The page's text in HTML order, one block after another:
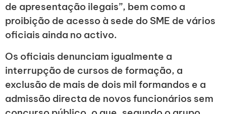
de apresentação ilegais”, bem como a
proibição de acesso à sede do SME de vários
oficiais ainda no activo.
Os oficiais denunciam igualmente a
interrupção de cursos de formação, a
exclusão de mais de dois mil formandos e a
admissão directa de novos funcionários sem